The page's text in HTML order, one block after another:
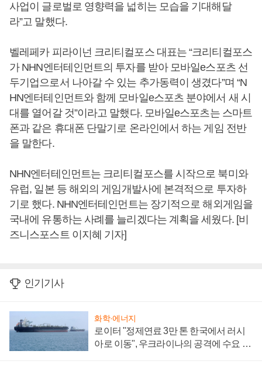
사업이 글로벌로 영향력을 넓히는 모습을 기대해달
라”고 말했다.
벨레페카 피라이넌 크리티컬포스 대표는 “크리티컬포스
가 NHN엔터테인먼트의 투자를 받아 모바일e스포츠 선
두기업으로서 나아갈 수 있는 추가동력이 생겼다”며 “N
HN엔터테인먼트와 함께 모바일e스포츠 분야에서 새 시
대를 열어갈 것”이라고 말했다. 모바일e스포츠는 스마트
폰과 같은 휴대폰 단말기로 온라인에서 하는 게임 전반
을 말한다.
NHN엔터테인먼트는 크리티컬포스를 시작으로 북미와
유럽, 일본 등 해외의 게임개발사에 본격적으로 투자하
기로 했다. NHN엔터테인먼트는 장기적으로 해외게임을
국내에 유통하는 사례를 늘리겠다는 계획을 세웠다. [비
즈니스포스트 이지혜 기자]
인기기사
화학·에너지
로이터 "정제연료 3만 톤 한국에서 러시
아로 이동", 우크라이나의 공격에 수요 늘